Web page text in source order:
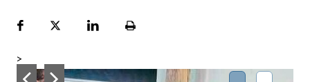
FacebookPlattformLinekdInSeite
>